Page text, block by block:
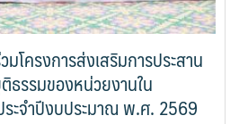
โครงการส่งเสริมการประสาน
ธรรมของหน่วยงานใน
ะจำปีงบประมาณ พ.ศ. 2569